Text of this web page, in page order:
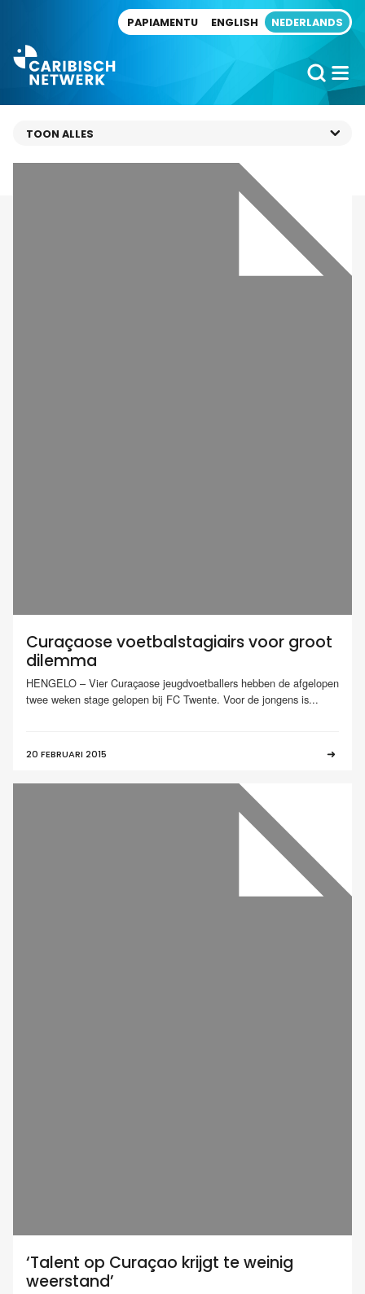
PAPIAMENTU ENGLISH NEDERLANDS
Curaçaose voetbalstagiairs voor groot
dilemma
HENGELO – Vier Curaçaose jeugdvoetballers hebben de afgelopen
twee weken stage gelopen bij FC Twente. Voor de jongens is...
20 FEBRUARI 2015
‘Talent op Curaçao krijgt te weinig
weerstand’